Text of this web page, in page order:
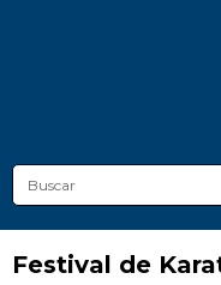
Festival de